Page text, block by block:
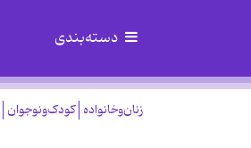
دسته‌بندی
زنان‌وخانواده کودک‌ونوجوان